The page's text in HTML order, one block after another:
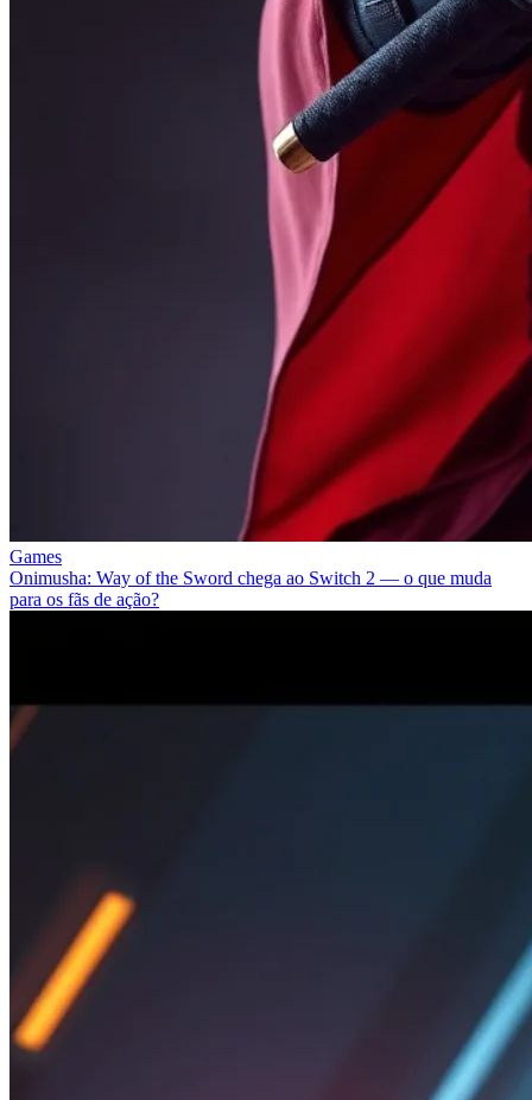
Games
Onimusha: Way of the Sword chega ao Switch 2 — o que muda
para os fãs de ação?